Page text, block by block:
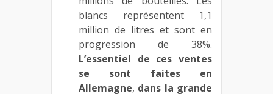
blancs représentent 1,1
million de litres et sont en
progression de 38%.
L’essentiel de ces ventes
se sont faites en
Allemagne, dans la grande